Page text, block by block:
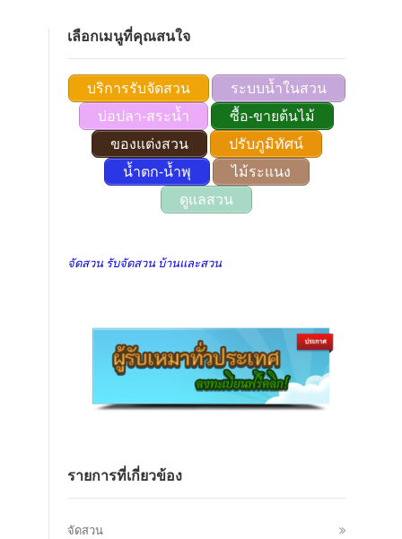
เลือกเมนูที่คุณสนใจ
บริการรับจัดสวน
ระบบน้ำในสวน
บ่อปลา-สระน้ำ
ซื้อ-ขายต้นไม้
ของแต่งสวน
ปรับภูมิทัศน์
น้ำตก-น้ำพุ
ไม้ระแนง
ดูแลสวน
จัดสวน รับจัดสวน บ้านและสวน
รายการที่เกี่ยวข้อง
จัดสวน